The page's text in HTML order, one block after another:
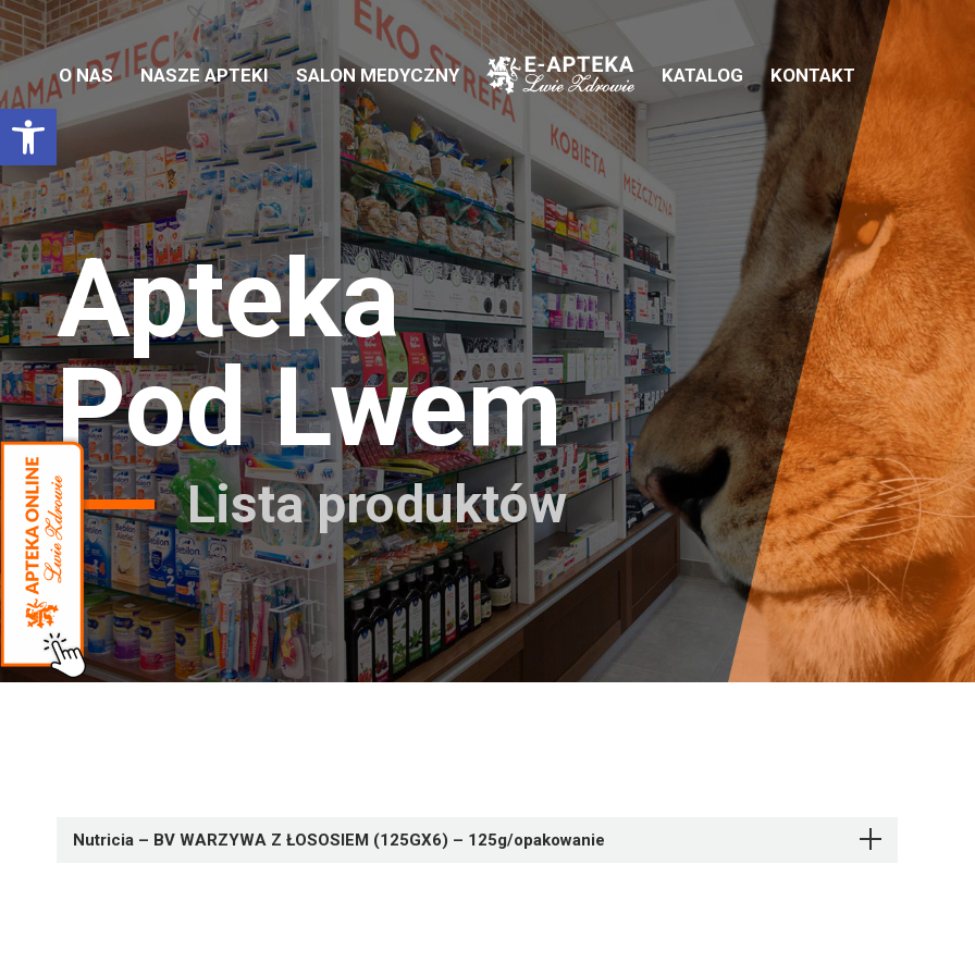
Otwórz pasek narzędzi
O NAS NASZE APTEKI SALON MEDYCZNY KATALOG KONTAKT
Apteka
Pod Lwem
Lista produktów
Nutricia – BV WARZYWA Z ŁOSOSIEM (125GX6) – 125g/opakowanie